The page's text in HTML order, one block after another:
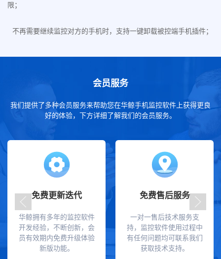
限；
不再需要继续监控对方的手机时，支持一键卸载被控端手机插件；
会员服务
我们提供了多种会员服务来帮助您在华鲸手机监控软件上获得更良
好的体验，下方详细了解我们的会员服务。
免费更新迭代
华鲸拥有多年的监控软件
开发经验，不断创新，会
员有效期内免费升级体验
新版功能。
免费售后服务
一对一售后技术服务支
持，监控软件使用过程中
有任何问题均可联系我们
获取技术支持。